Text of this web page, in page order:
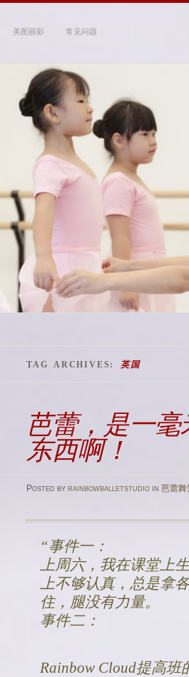
美图丽影 常见问题
TAG ARCHIVES: 英国
芭蕾，是一
东西啊！
Posted by rainbowballetstudioin 芭蕾舞
事件一：
上周六，我在课堂上
上不够认真，总是拿
住，腿没有力量。
事件二：
Rainbow Cloud提高